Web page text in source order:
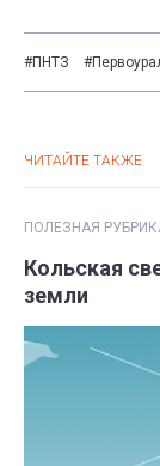
#ПНТЗ
ЧИТАЙТЕ ТАКЖЕ
ПОЛЕЗНАЯ
Кольская
земли